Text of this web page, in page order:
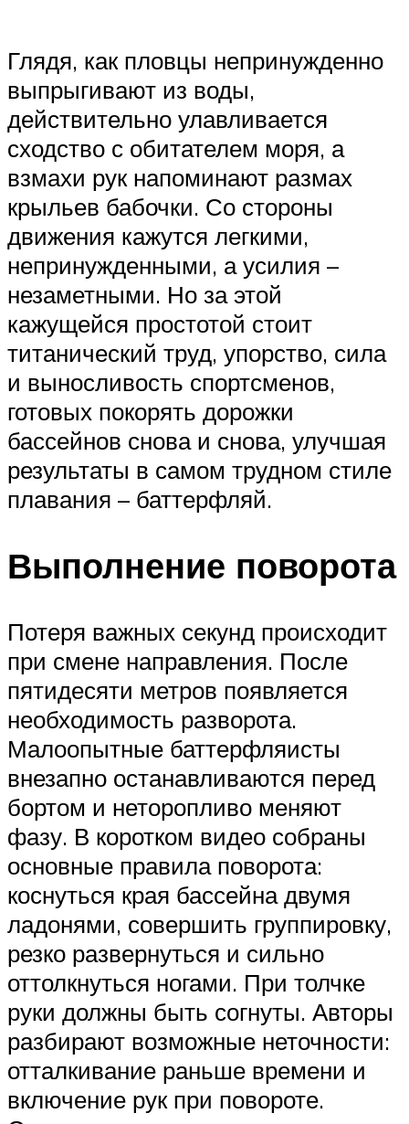
Глядя, как пловцы непринужденно
выпрыгивают из воды,
действительно улавливается
сходство с обитателем моря, а
взмахи рук напоминают размах
крыльев бабочки. Со стороны
движения кажутся легкими,
непринужденными, а усилия –
незаметными. Но за этой
кажущейся простотой стоит
титанический труд, упорство, сила
и выносливость спортсменов,
готовых покорять дорожки
бассейнов снова и снова, улучшая
результаты в самом трудном стиле
плавания – баттерфляй.
Выполнение поворота
Потеря важных секунд происходит
при смене направления. После
пятидесяти метров появляется
необходимость разворота.
Малоопытные баттерфляисты
внезапно останавливаются перед
бортом и неторопливо меняют
фазу. В коротком видео собраны
основные правила поворота:
коснуться края бассейна двумя
ладонями, совершить группировку,
резко развернуться и сильно
оттолкнуться ногами. При толчке
руки должны быть согнуты. Авторы
разбирают возможные неточности:
отталкивание раньше времени и
включение рук при повороте.